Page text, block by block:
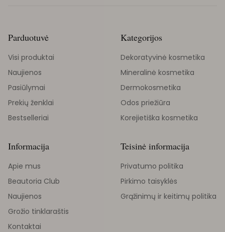
Parduotuvė
Visi produktai
Naujienos
Pasiūlymai
Prekių ženklai
Bestselleriai
Kategorijos
Dekoratyvinė kosmetika
Mineralinė kosmetika
Dermokosmetika
Odos priežiūra
Korejietiška kosmetika
Informacija
Apie mus
Beautoria Club
Naujienos
Grožio tinklaraštis
Kontaktai
Teisinė informacija
Privatumo politika
Pirkimo taisyklės
Grąžinimų ir keitimų politika